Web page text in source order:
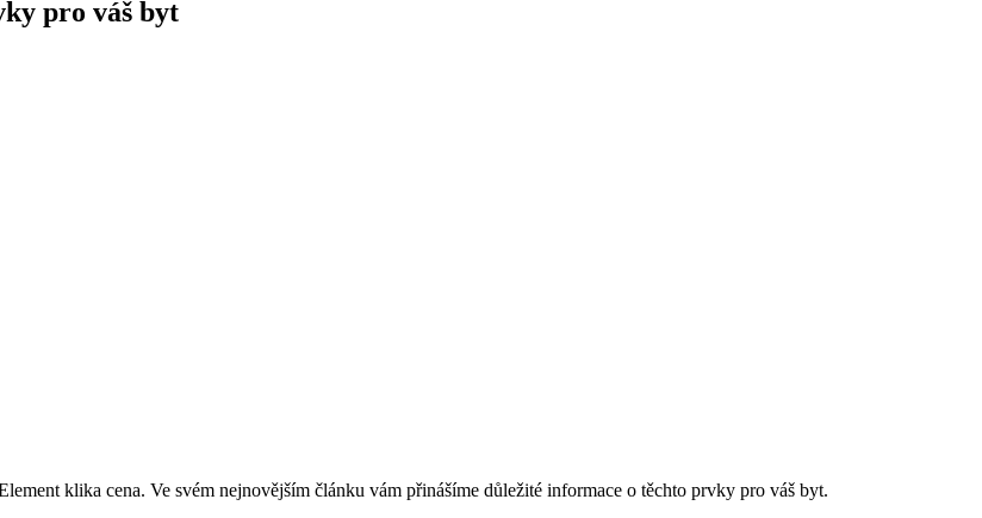
pro váš byt
klika cena. Ve ⁢svém nejnovějším článku vám přinášíme důležité informace o‌ těchto prvky pro váš⁣ byt.